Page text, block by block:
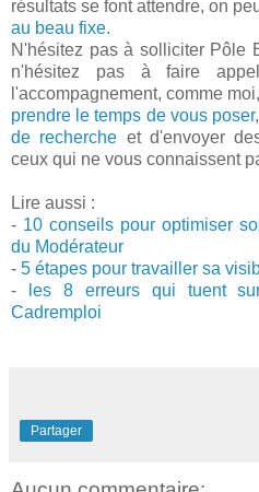
résultats se font attendre, on
au beau fixe.
N'hésitez pas à solliciter Pôle
n'hésitez pas à faire
l'accompagnement, comme
prendre le temps de vous poser
de recherche et d'envoyer
ceux qui ne vous connaissent
Lire aussi :
- 10 conseils pour optimiser
du Modérateur
- 5 étapes pour travailler sa
-
les 8 erreurs qui tuent
Cadremploi
Partager